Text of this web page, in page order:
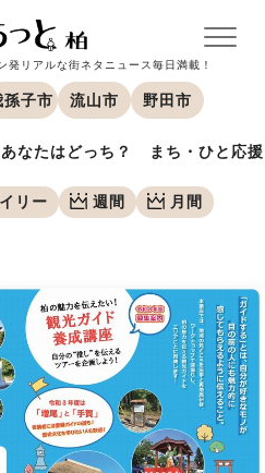
発リアルな街ネタニュース毎日満載！
孫子市 流山市 野田市
あなたはどっち？ まち・ひと応援
リー 週間 月間